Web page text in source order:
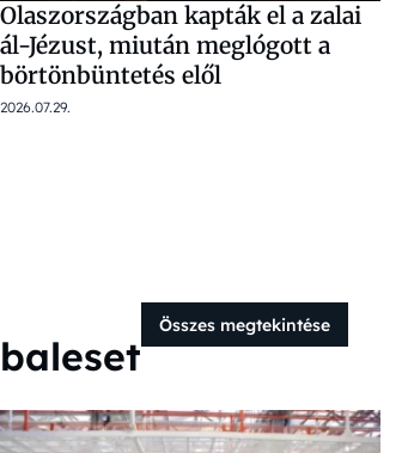
Olaszországban kapták el a zalai
ál-Jézust, miután meglógott a
börtönbüntetés elől
2026.07.29.
baleset
Összes megtekintése